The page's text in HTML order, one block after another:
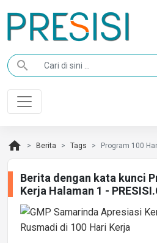
search
home Berita Tags Program 100
Berita dengan kata kunci
Kerja Halaman 1 -